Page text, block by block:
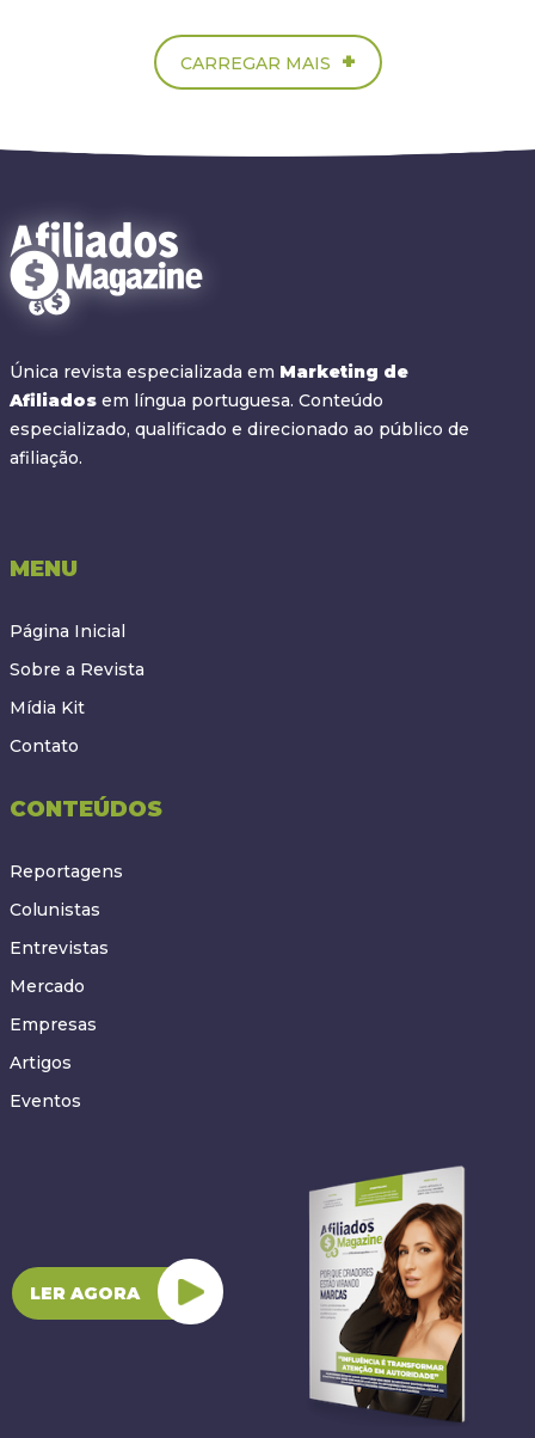
CARREGAR MAIS +
Única revista especializada em Marketing de
Afiliados em língua portuguesa. Conteúdo
especializado, qualificado e direcionado ao público de
afiliação.
MENU
Página Inicial
Sobre a Revista
Mídia Kit
Contato
CONTEÚDOS
Reportagens
Colunistas
Entrevistas
Mercado
Empresas
Artigos
Eventos
LER AGORA